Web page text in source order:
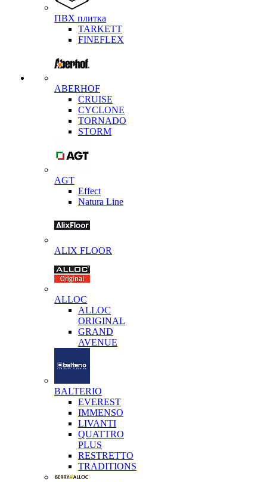
ПВХ плитка
TARKETT
FINEFLEX
ABERHOF
CRUISE
CYCLONE
TORNADO
STORM
AGT
Effect
Natura Line
ALIX FLOOR
ALLOC
ALLOC
ORIGINAL
GRAND
AVENUE
BALTERIO
EVEREST
IMMENSO
LIVANTI
QUATTRO
PLUS
RESTRETTO
TRADITIONS